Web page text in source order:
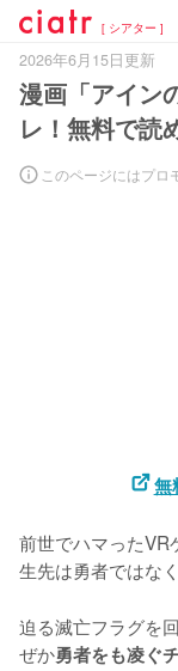
[ シアター ]
2026年6月15日更新
漫画「アイン
レ！無料で読
このページにはプロ
無
前世でハマったVR
生先は勇者ではなく
迫る滅亡フラグを
ぜか勇者をも凌ぐ